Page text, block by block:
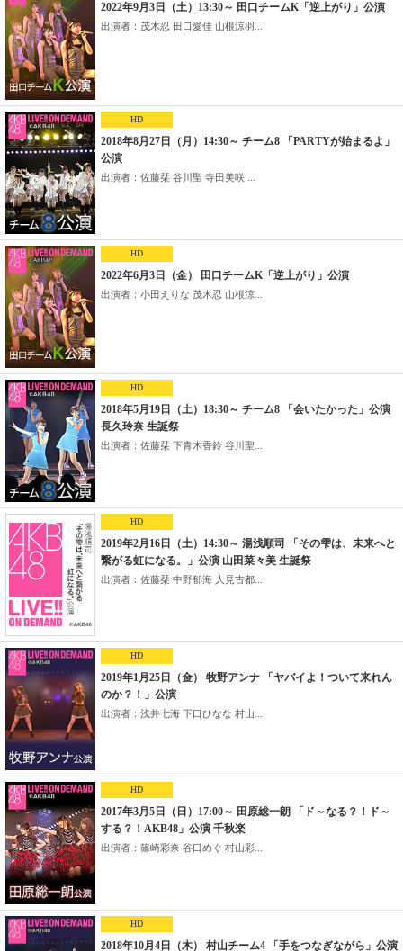
2022年9月3日（土）13:30～ 田口チームK「逆上がり」公演
出演者：茂木忍 田口愛佳 山根涼羽...
HD
2018年8月27日（月）14:30～ チーム8 「PARTYが始まるよ」
公演
出演者：佐藤栞 谷川聖 寺田美咲 ...
HD
2022年6月3日（金） 田口チームK「逆上がり」公演
出演者：小田えりな 茂木忍 山根涼...
HD
2018年5月19日（土）18:30～ チーム8 「会いたかった」公演
長久玲奈 生誕祭
出演者：佐藤栞 下青木香鈴 谷川聖...
HD
2019年2月16日（土）14:30～ 湯浅順司 「その雫は、未来へと
繋がる虹になる。」公演 山田菜々美 生誕祭
出演者：佐藤栞 中野郁海 人見古都...
HD
2019年1月25日（金） 牧野アンナ 「ヤバイよ！ついて来れん
のか？！」公演
出演者：浅井七海 下口ひなな 村山...
HD
2017年3月5日（日）17:00～ 田原総一朗 「ド～なる？！ド～
する？！AKB48」公演 千秋楽
出演者：篠崎彩奈 谷口めぐ 村山彩...
HD
2018年10月4日（木） 村山チーム4 「手をつなぎながら」公演